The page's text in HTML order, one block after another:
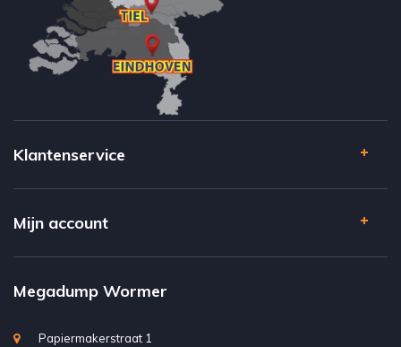
Klantenservice
Mijn account
Megadump Wormer
Papiermakerstraat 1